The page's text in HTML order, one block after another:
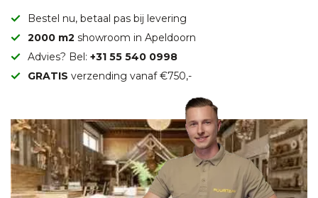
Bestel nu, betaal pas bij levering
2000 m2 showroom in Apeldoorn
Advies? Bel: +31 55 540 0998
GRATIS verzending vanaf €750,-